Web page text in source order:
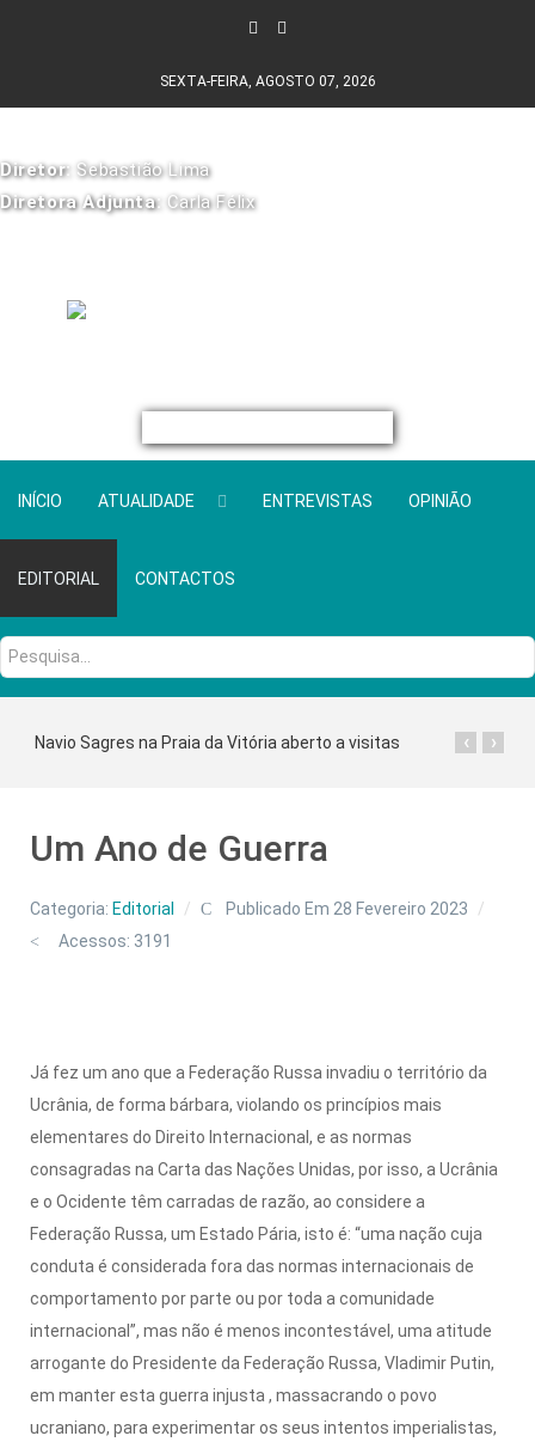
SEXTA-FEIRA, AGOSTO 07, 2026
Diretor: Sebastião Lima
Diretora Adjunta: Carla Félix
INÍCIO ATUALIDADE ENTREVISTAS OPINIÃO
EDITORIAL CONTACTOS
Pesquisa...
Navio Sagres na Praia da Vitória aberto a visitas ›
‹
Um Ano de Guerra
Categoria: Editorial
Publicado Em 28 Fevereiro 2023
Acessos: 3191
Já fez um ano que a Federação Russa invadiu o território da
Ucrânia, de forma bárbara, violando os princípios mais
elementares do Direito Internacional, e as normas
consagradas na Carta das Nações Unidas, por isso, a Ucrânia
e o Ocidente têm carradas de razão, ao considere a
Federação Russa, um Estado Pária, isto é: “uma nação cuja
conduta é considerada fora das normas internacionais de
comportamento por parte ou por toda a comunidade
internacional”, mas não é menos incontestável, uma atitude
arrogante do Presidente da Federação Russa, Vladimir Putin,
em manter esta guerra injusta , massacrando o povo
ucraniano, para experimentar os seus intentos imperialistas,